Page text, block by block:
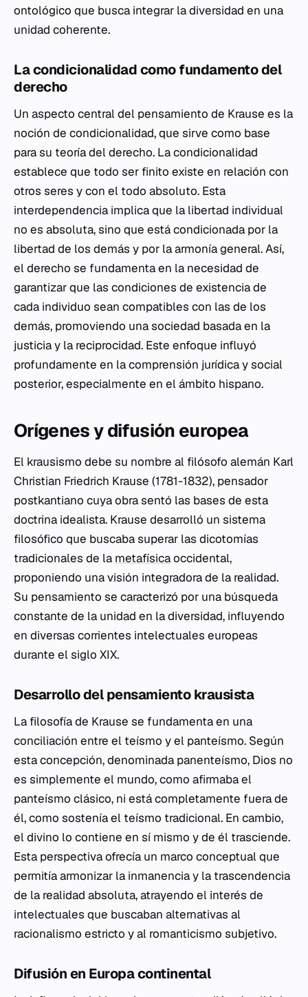
ontológico que busca integrar la diversidad en una
unidad coherente.
La condicionalidad como fundamento del
derecho
Un aspecto central del pensamiento de Krause es la
noción de condicionalidad, que sirve como base
para su teoría del derecho. La condicionalidad
establece que todo ser finito existe en relación con
otros seres y con el todo absoluto. Esta
interdependencia implica que la libertad individual
no es absoluta, sino que está condicionada por la
libertad de los demás y por la armonía general. Así,
el derecho se fundamenta en la necesidad de
garantizar que las condiciones de existencia de
cada individuo sean compatibles con las de los
demás, promoviendo una sociedad basada en la
justicia y la reciprocidad. Este enfoque influyó
profundamente en la comprensión jurídica y social
posterior, especialmente en el ámbito hispano.
Orígenes y difusión europea
El krausismo debe su nombre al filósofo alemán Karl
Christian Friedrich Krause (1781-1832), pensador
postkantiano cuya obra sentó las bases de esta
doctrina idealista. Krause desarrolló un sistema
filosófico que buscaba superar las dicotomías
tradicionales de la metafísicaoccidental,
proponiendo una visión integradora de la realidad.
Su pensamiento se caracterizó por una búsqueda
constante de la unidad en la diversidad, influyendo
en diversas corrientes intelectuales europeas
durante el siglo XIX.
Desarrollo del pensamiento krausista
La filosofía de Krause se fundamenta en una
conciliación entre el teísmo y el panteísmo. Según
esta concepción, denominada panenteísmo, Dios no
es simplemente el mundo, como afirmaba el
panteísmo clásico, ni está completamente fuera de
él, como sostenía el teísmo tradicional. En cambio,
el divino lo contiene en sí mismo y de él trasciende.
Esta perspectiva ofrecía un marco conceptual que
permitía armonizar la inmanencia y la trascendencia
de la realidad absoluta, atrayendo el interés de
intelectuales que buscaban alternativas al
racionalismo estricto y al romanticismo subjetivo.
Difusión en Europa continental